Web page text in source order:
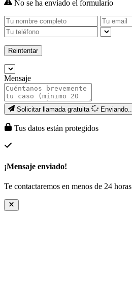
No se ha enviado el formulario
Reintentar
Mensaje
Solicitar llamada gratuita Enviando...
Tus datos están protegidos
¡Mensaje enviado!
Te contactaremos en menos de 24 horas